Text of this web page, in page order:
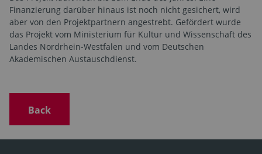
Finanzierung darüber hinaus ist noch nicht gesichert, wird
aber von den Projektpartnern angestrebt. Gefördert wurde
das Projekt vom Ministerium für Kultur und Wissenschaft des
Landes Nordrhein-Westfalen und vom Deutschen
Akademischen Austauschdienst.
Back